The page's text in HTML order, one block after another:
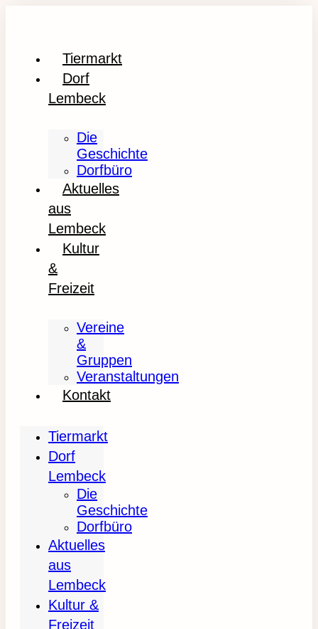
Tiermarkt
Dorf
Lembeck
Die
Geschichte
Dorfbüro
Aktuelles
aus
Lembeck
Kultur
&
Freizeit
Vereine
&
Gruppen
Veranstaltungen
Kontakt
Tiermarkt
Dorf
Lembeck
Die
Geschichte
Dorfbüro
Aktuelles
aus
Lembeck
Kultur &
Freizeit